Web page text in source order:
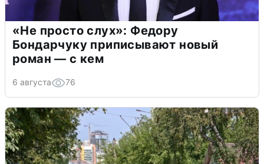
«Не просто слух»: Федору
Бондарчуку приписывают новый
роман — с кем
6 августа 76